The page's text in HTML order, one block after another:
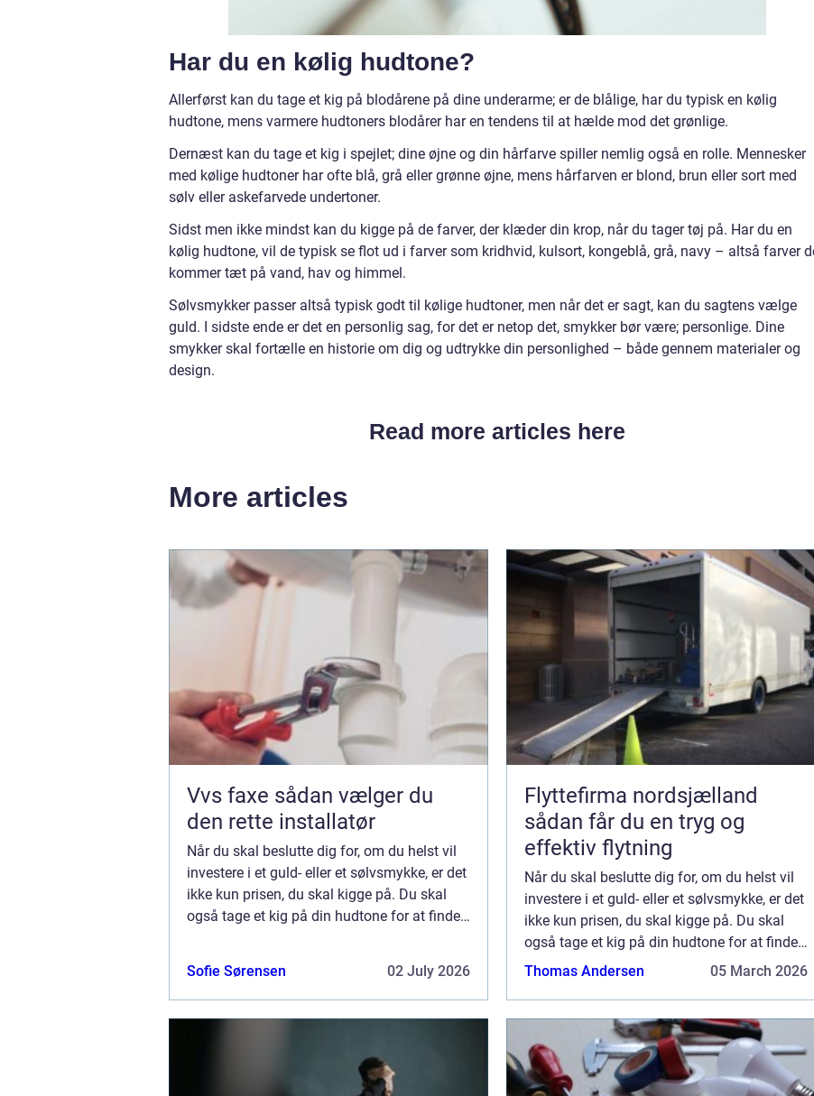
Har du en kølig hudtone?
Allerførst kan du tage et kig på blodårene på dine underarme; er de blålige, har du typisk en kølig
hudtone, mens varmere hudtoners blodårer har en tendens til at hælde mod det grønlige.
Dernæst kan du tage et kig i spejlet; dine øjne og din hårfarve spiller nemlig også en rolle. Mennesker
med kølige hudtoner har ofte blå, grå eller grønne øjne, mens hårfarven er blond, brun eller sort med
sølv eller askefarvede undertoner.
Sidst men ikke mindst kan du kigge på de farver, der klæder din krop, når du tager tøj på. Har du en
kølig hudtone, vil de typisk se flot ud i farver som kridhvid, kulsort, kongeblå, grå, navy – altså farver
kommer tæt på vand, hav og himmel.
Sølvsmykker passer altså typisk godt til kølige hudtoner, men når det er sagt, kan du sagtens vælge
guld. I sidste ende er det en personlig sag, for det er netop det, smykker bør være; personlige. Dine
smykker skal fortælle en historie om dig og udtrykke din personlighed – både gennem materialer og
design.
Read more articles here
More articles
Vvs faxe sådan vælger du
den rette installatør
Når du skal beslutte dig for, om du helst vil
investere i et guld- eller et sølvsmykke, er det
ikke kun prisen, du skal kigge på. Du skal
også tage et kig på din hudtone for at finde
Sofie Sørensen
02 July 2026
Flyttefirma nordsjælland
sådan får du en tryg og
effektiv flytning
Når du skal beslutte dig for, om du helst vil
investere i et guld- eller et sølvsmykke, er det
ikke kun prisen, du skal kigge på. Du skal
også tage et kig på din hudtone for at finde
ud af, hvad der klæder dig bed...
Thomas Andersen 05 March 2026